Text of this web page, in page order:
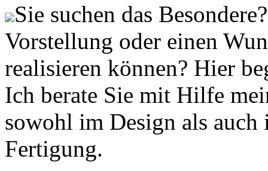
Sie suchen das
Vorstellung oder einen
realisieren können? Hier
Ich berate Sie mit Hilfe
sowohl im Design als
Fertigung.